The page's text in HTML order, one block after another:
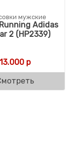
23.954
р.
мужские
Adidas
2 (HP2339)
13.000р